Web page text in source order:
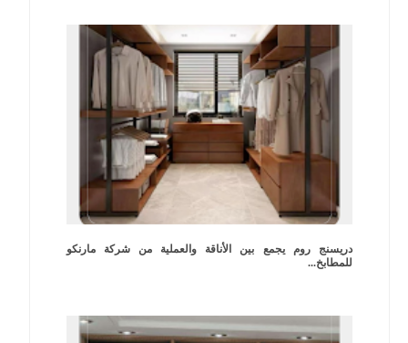
دريسنج روم يجمع بين الأناقة والعملية من شركة مارنكو
للمطابخ...